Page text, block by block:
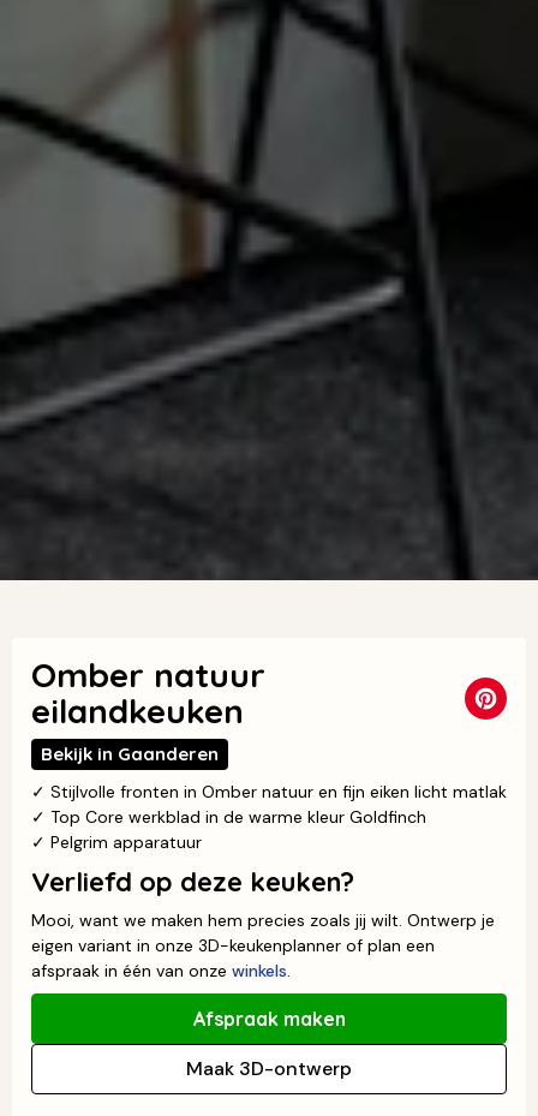
Omber natuur
eilandkeuken
Bekijk in Gaanderen
✓ Stijlvolle fronten in Omber natuur en fijn eiken licht matlak
✓ Top Core werkblad in de warme kleur Goldfinch
✓ Pelgrim apparatuur
Verliefd op deze keuken?
Mooi, want we maken hem precies zoals jij wilt. Ontwerp je
eigen variant in onze 3D-keukenplanner of plan een
afspraak in één van onze winkels.
Afspraak maken
Maak 3D-ontwerp